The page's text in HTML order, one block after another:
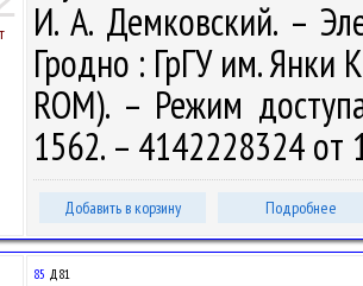
И. А. Демковский. –
Гродно : ГрГУ им. Янки
ROM). – Режим
1562. – 4142228324 от
Добавить в корзину Подробнее
85 Д81